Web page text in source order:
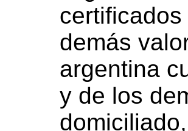
demás
argentina
y de los